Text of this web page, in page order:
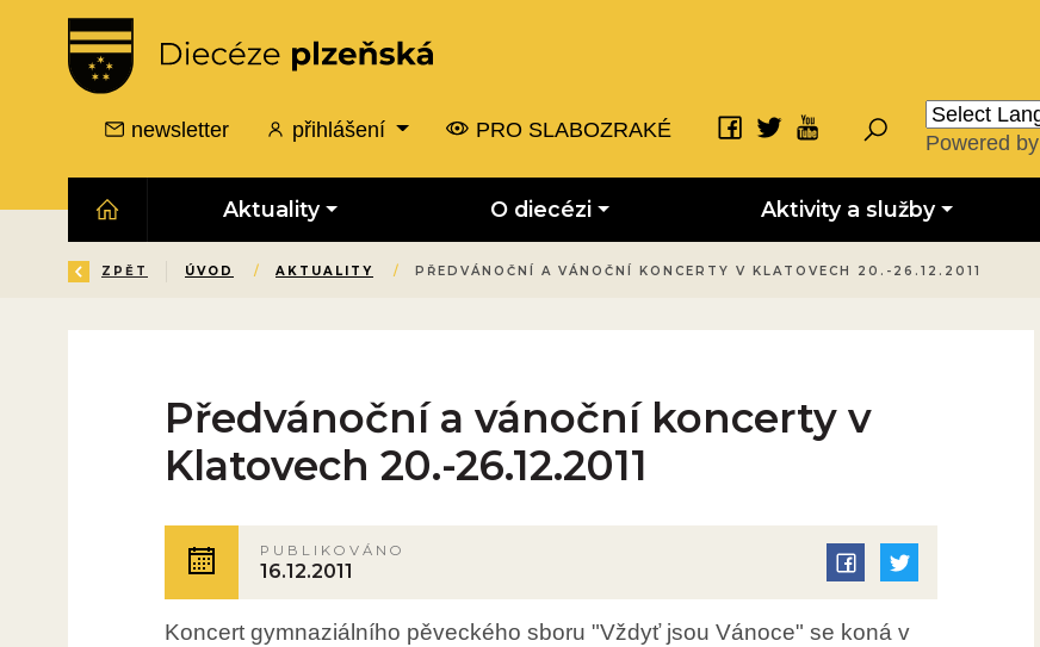
newsletter přihlášení PRO SLABOZRAKÉ
Powered by
Aktuality O diecézi Aktivity a služby
ZPĚT ÚVOD / AKTUALITY / PŘEDVÁNOČNÍ A VÁNOČNÍ KONCERTY V KLATOVECH 20.-26.12.2011
Předvánoční a vánoční koncerty v
Klatovech 20.-26.12.2011
PUBLIKOVÁNO
16.12.2011
Koncert gymnaziálního pěveckého sboru "Vždyť jsou Vánoce" se koná v